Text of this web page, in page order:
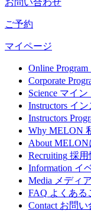
ご予約
マイページ
Online Program
Corporate
Science マイン
Instructors イン
Instructors
Why MELON
About MELON
Recruiting 採用
Information イ
Media メディ
FAQ よくある
Contact お問い